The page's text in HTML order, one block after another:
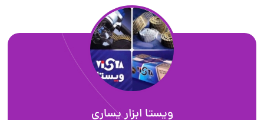
ويستا ابزار يسارى